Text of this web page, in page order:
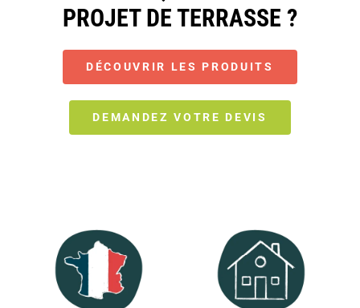
PROJET DE TERRASSE ?
DÉCOUVRIR LES PRODUITS
DEMANDEZ VOTRE DEVIS